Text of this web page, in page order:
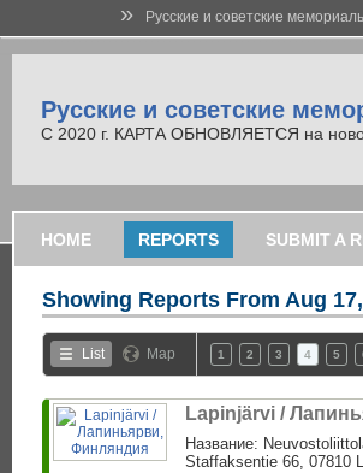
» Русские и советские
Русские и советские
С 2020 г. КАРТА ОБНОВЛЯЕТСЯ на
HOME REPORTS SUBMIT A
Showing Reports From Aug
List Map 1 2 3 4 5
Lapinjärvi /
Название:
Staffaksentie 66, 07810